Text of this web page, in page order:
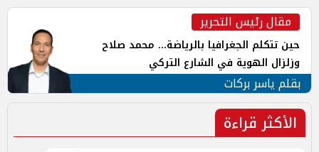
مقال رئيس التحرير
حين تتكلم الجغرافيا بالرياضة... محمد صلاح
وزلزال الهوية في الشارع التركي
بقلم ياسر بركات
الأكثر قراءة